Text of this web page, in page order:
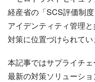
経産省の​「SCS評価制度
アイデンティティ管理
対策に​位置づけられてい
本記事では​サプライチェ
最新の​対策ソリューショ